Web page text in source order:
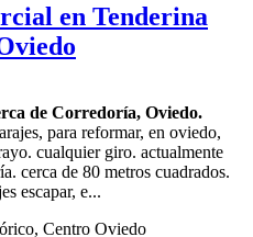
en Tenderina
de Corredoría, Oviedo.
para reformar, en oviedo,
cualquier giro. actualmente
cerca de 80 metros cuadrados.
escapar, e...